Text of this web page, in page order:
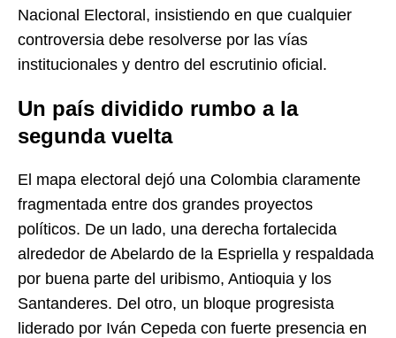
Nacional Electoral, insistiendo en que cualquier
controversia debe resolverse por las vías
institucionales y dentro del escrutinio oficial.
Un país dividido rumbo a la
segunda vuelta
El mapa electoral dejó una Colombia claramente
fragmentada entre dos grandes proyectos
políticos. De un lado, una derecha fortalecida
alrededor de Abelardo de la Espriella y respaldada
por buena parte del uribismo, Antioquia y los
Santanderes. Del otro, un bloque progresista
liderado por Iván Cepeda con fuerte presencia en